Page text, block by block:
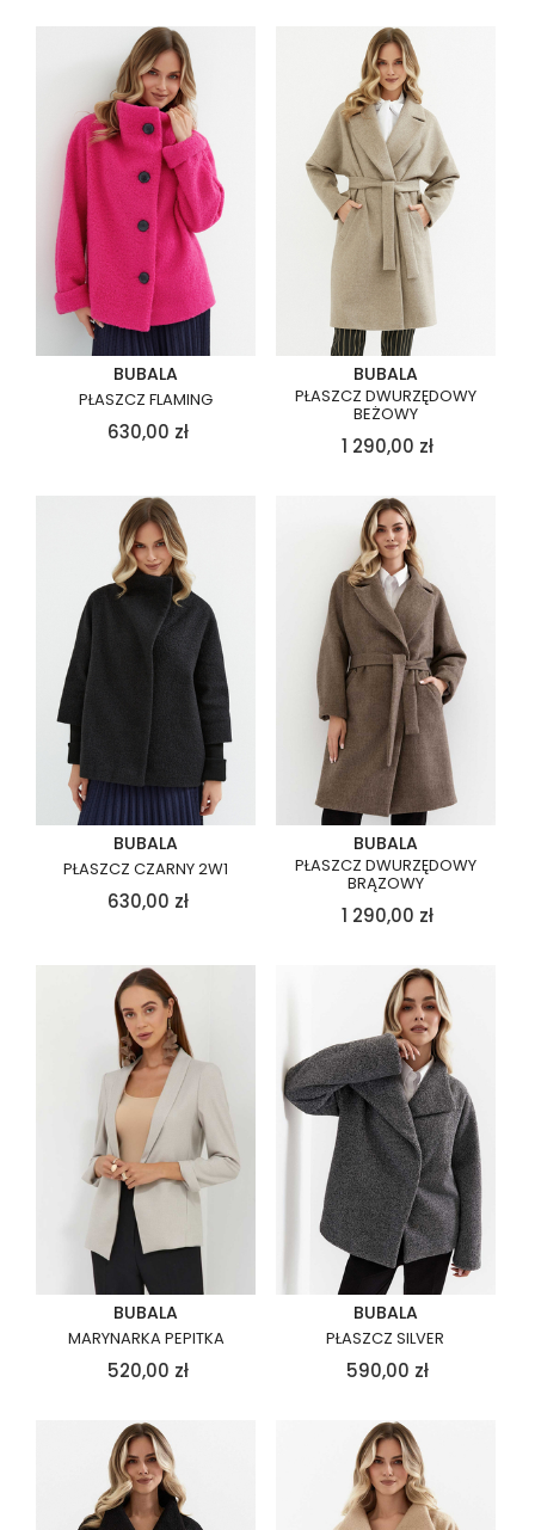
BUBALA
PŁASZCZ FLAMING
630,00 zł
BUBALA
PŁASZCZ DWURZĘDOWY
BEŻOWY
1 290,00 zł
BUBALA
PŁASZCZ CZARNY 2W1
630,00 zł
BUBALA
PŁASZCZ DWURZĘDOWY
BRĄZOWY
1 290,00 zł
BUBALA
MARYNARKA PEPITKA
520,00 zł
BUBALA
PŁASZCZ SILVER
590,00 zł